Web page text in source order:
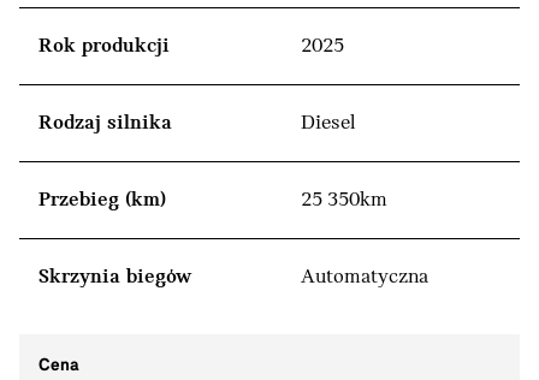
Rok produkcji 2025
Rodzaj silnika Diesel
Przebieg (km) 25 350km
Skrzynia biegów Automatyczna
Cena